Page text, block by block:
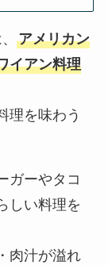
アメリカン
イアン料理
理を味わう
ガーやタコ
しい料理を
肉汁が溢れ